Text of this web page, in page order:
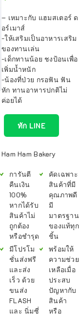
– เหมาะกับ แฮมสเตอร์ ด
อร์เมาส์
-ให้เสริมเป็นอาหารเสริม
ของทานเล่น
-เด็กทานน้อย ชงป้อนเพื่อ
เพิ่มน้ำหนัก
-น้องที่ป่วย กรอฟัน ฟัน
หัก ทานอาหารปกติไม่
ค่อยได้
ทัก LINE
Ham Ham Bakery
การันตี
คืนเงิน
100%
หากได้รับ
สินค้าไม่
ถูกต้อง
หรือชำรุด
มีโปรโม
ชั่นส่งฟรี
และส่ง
เร็ว ด้วย
ขนส่ง
FLASH
และ นิ่มซี่
คัดเฉพาะ
สินค้าที่มี
คุณภาพดี
มี
มาตรฐาน
ของแท้ทุก
ชิ้น
พร้อมให้
ความช่วย
เหลือเมื่อ
ประสบ
ปัญหากับ
สินค้า
หรือ